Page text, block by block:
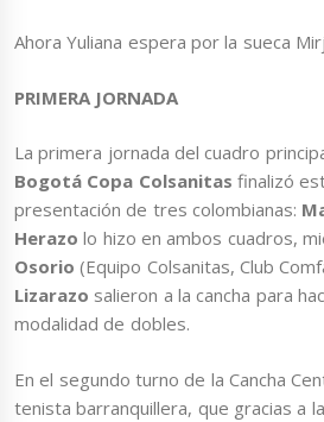
Ahora Yuliana espera por la sueca
PRIMERA JORNADA
La primera jornada del cuadro
Bogotá Copa Colsanitas finalizó
presentación de tres colombianas:
Herazolo hizo en ambos cuadros,
Osorio (Equipo Colsanitas, Club
Lizarazo salieron a la cancha para
modalidad de dobles.
En el segundo turno de la Cancha
tenista barranquillera, que gracias a